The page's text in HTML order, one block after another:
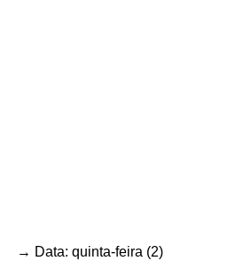
→ Data: quinta-feira (2)